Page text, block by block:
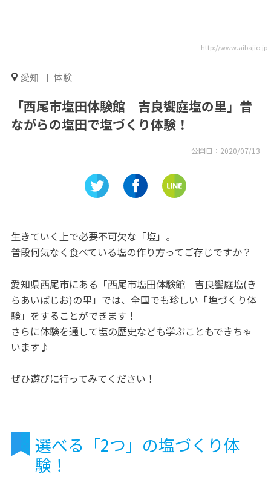
http://www.aibajio.jp
愛知 体験
「西尾市塩田体験館 吉良饗庭塩の里」昔
ながらの塩田で塩づくり体験！
公開日： 2020/07/13
生きていく上で必要不可欠な「塩」。
普段何気なく食べている塩の作り方ってご存じですか？
愛知県西尾市にある「西尾市塩田体験館 吉良饗庭塩(き
らあいばじお)の里」では、全国でも珍しい「塩づくり体
験」をすることができます！
さらに体験を通して塩の歴史なども学ぶこともできちゃ
います♪
ぜひ遊びに行ってみてください！
選べる「2つ」の塩づくり体
験！